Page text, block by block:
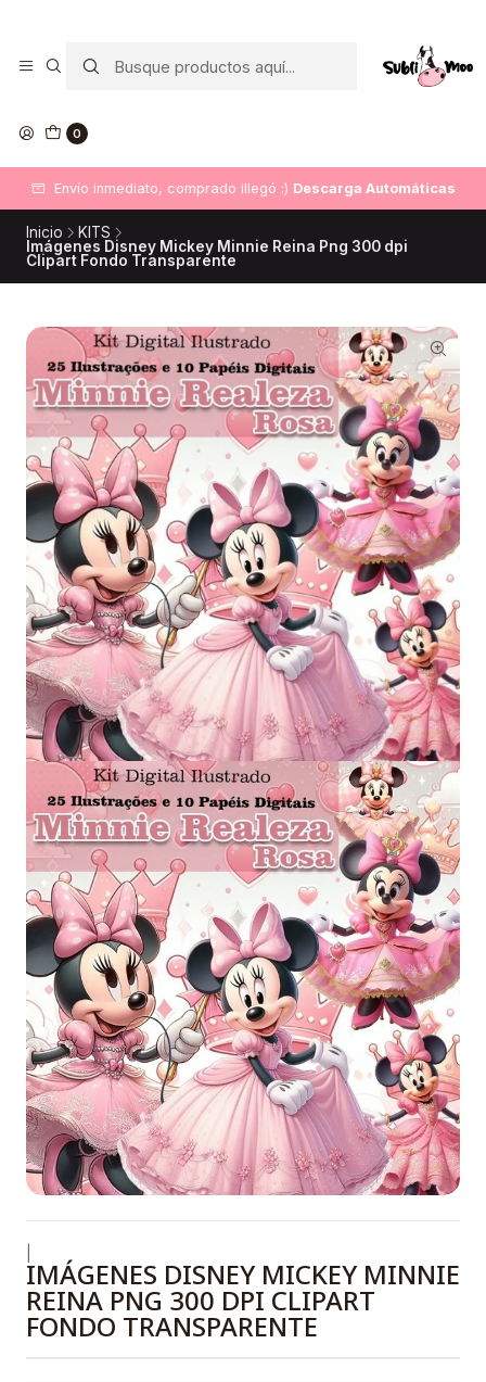
0
Envío inmediato, comprado illegó :) Descarga Automáticas
Inicio
KITS
Imágenes Disney Mickey Minnie Reina Png 300 dpi
Clipart Fondo Transparente
IMÁGENES DISNEY MICKEY MINNIE
REINA PNG 300 DPI CLIPART
FONDO TRANSPARENTE